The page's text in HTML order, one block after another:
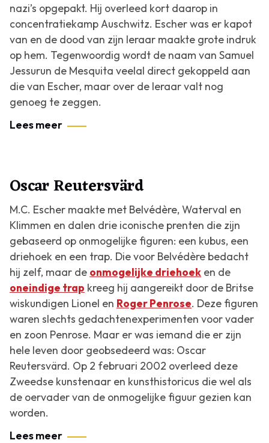
nazi’s opgepakt. Hij overleed kort daarop in
concentratiekamp Auschwitz. Escher was er kapot
van en de dood van zijn leraar maakte grote indruk
op hem. Tegenwoordig wordt de naam van Samuel
Jessurun de Mesquita veelal direct gekoppeld aan
die van Escher, maar over de leraar valt nog
genoeg te zeggen.
Lees meer
Oscar Reutersvärd
M.C. Escher maakte met Belvédère, Waterval en
Klimmen en dalen drie iconische prenten die zijn
gebaseerd op onmogelijke figuren: een kubus, een
driehoek en een trap. Die voor Belvédère bedacht
hij zelf, maar de onmogelijke driehoek en de
oneindige trap kreeg hij aangereikt door de Britse
wiskundigen Lionel en Roger Penrose. Deze figuren
waren slechts gedachtenexperimenten voor vader
en zoon Penrose. Maar er was iemand die er zijn
hele leven door geobsedeerd was: Oscar
Reutersvärd. Op 2 februari 2002 overleed deze
Zweedse kunstenaar en kunsthistoricus die wel als
de oervader van de onmogelijke figuur gezien kan
worden.
Lees meer